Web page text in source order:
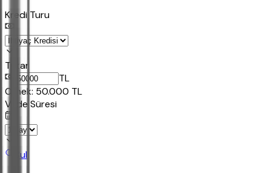
Kredi Turu
Tutar
TL
Ornek: 50.000 TL
Vade Süresi
Bul